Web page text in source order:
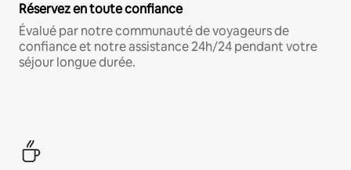
Réservez en toute confiance
Évalué par notre communauté de voyageurs de
confiance et notre assistance 24h/24 pendant votre
séjour longue durée.